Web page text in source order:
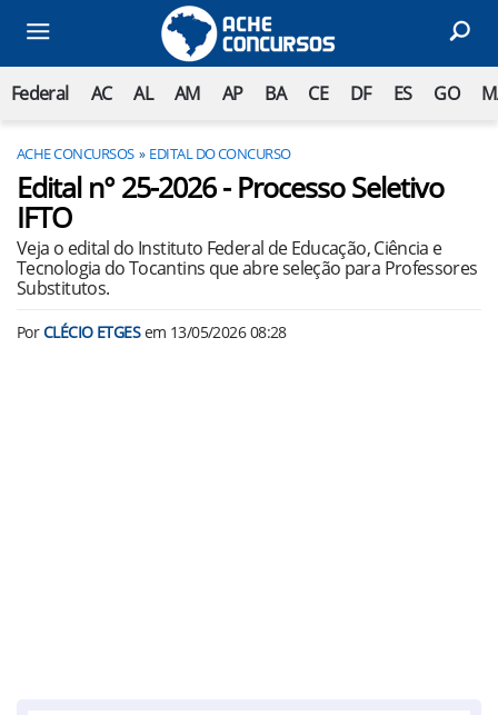
Federal AC AL AM AP BA CE DF ES GO
ACHE CONCURSOS EDITAL DO CONCURSO
Edital n° 25-2026 - Processo Seletivo
IFTO
Veja o edital do Instituto Federal de Educação, Ciência e
Tecnologia do Tocantins que abre seleção para Professores
Substitutos.
PorCLÉCIO ETGESem 13/05/2026 08:28